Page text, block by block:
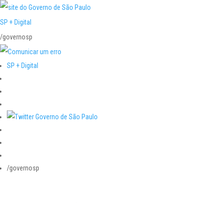
SP + Digital
/governosp
SP + Digital
/governosp